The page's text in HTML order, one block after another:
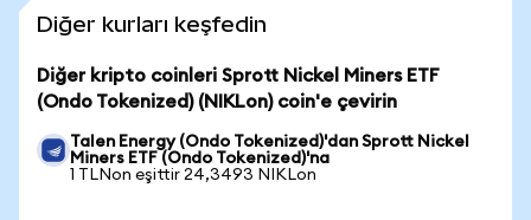
Diğer kurları keşfedin
Diğer kripto coinleri Sprott Nickel Miners ETF
(Ondo Tokenized) (NIKLon) coin'e çevirin
Talen Energy (Ondo Tokenized)'dan Sprott Nickel
Miners ETF (Ondo Tokenized)'na
1 TLNon eşittir 24,3493 NIKLon